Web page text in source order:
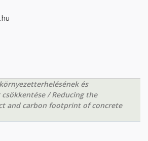
és
/ Reducing the
and carbon footprint of concrete